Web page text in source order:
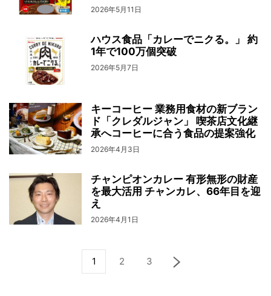
2026年5月11日
ハウス食品「カレーでニクる。」 約
1年で100万個突破
2026年5月7日
キーコーヒー 業務用食材の新ブラン
ド「クレダルジャン」 喫茶店文化継
承へコーヒーに合う食品の提案強化
2026年4月3日
チャンピオンカレー 有形無形の財産
を最大活用 チャンカレ、66年目を迎
え
2026年4月1日
1 2 3